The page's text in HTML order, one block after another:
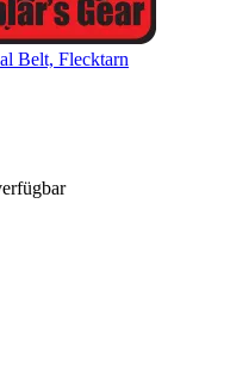
Belt, Flecktarn